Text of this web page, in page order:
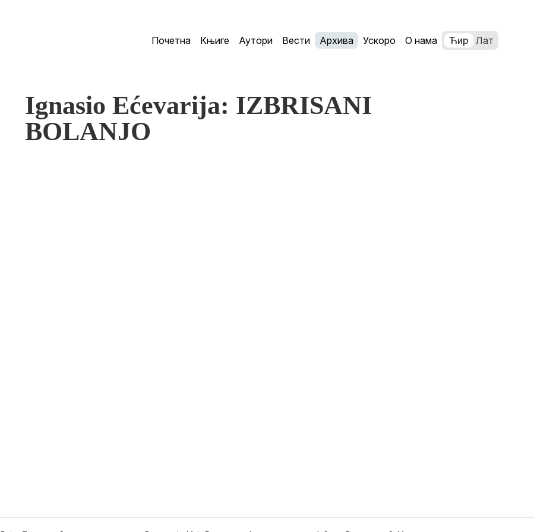
Почетна Књиге Аутори Вести Архива Ускоро О нама Ћир Лат
Ignasio Ećevarija: IZBRISANI
BOLANJO